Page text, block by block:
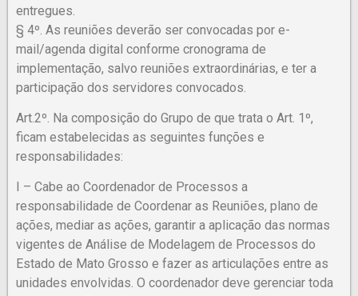
entregues.
§ 4º. As reuniões deverão ser convocadas por e-
mail/agenda digital conforme cronograma de
implementação, salvo reuniões extraordinárias, e ter a
participação dos servidores convocados.
Art.2º. Na composição do Grupo de que trata o Art. 1º,
ficam estabelecidas as seguintes funções e
responsabilidades:
I – Cabe ao Coordenador de Processos a
responsabilidade de Coordenar as Reuniões, plano de
ações, mediar as ações, garantir a aplicação das normas
vigentes de Análise de Modelagem de Processos do
Estado de Mato Grosso e fazer as articulações entre as
unidades envolvidas. O coordenador deve gerenciar toda